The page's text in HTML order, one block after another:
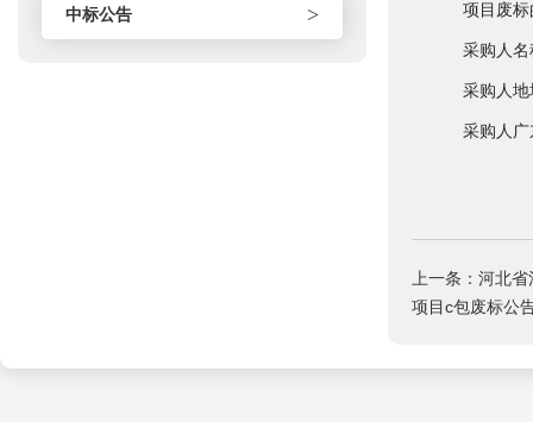
中标公告 > 项目废标的
采购人名
采购人地址
采购人广
上一条：河北
项目c包废标公